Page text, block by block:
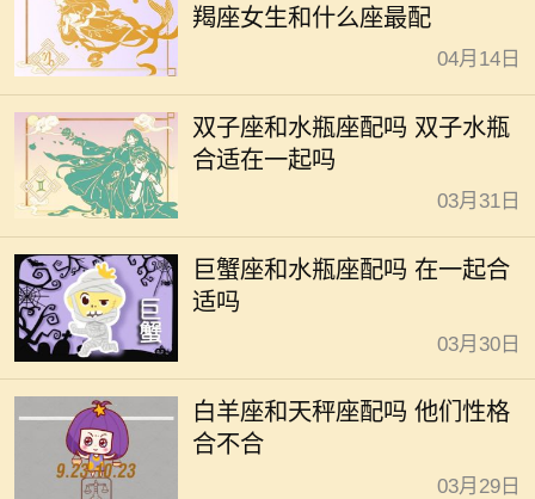
羯座女生和什么座最配
04月14日
双子座和水瓶座配吗 双子水瓶
合适在一起吗
03月31日
巨蟹座和水瓶座配吗 在一起合
适吗
03月30日
白羊座和天秤座配吗 他们性格
合不合
03月29日